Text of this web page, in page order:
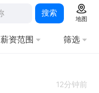
搜索
地图
薪资范围 筛选
12分钟前